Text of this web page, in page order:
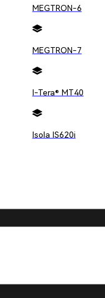
MEGTRON-6
MEGTRON-7
I-Tera® MT40
Isola IS620i
评审，以确定它们
的，重新评估临时
确保根本原因得以
规程，以防止PCB